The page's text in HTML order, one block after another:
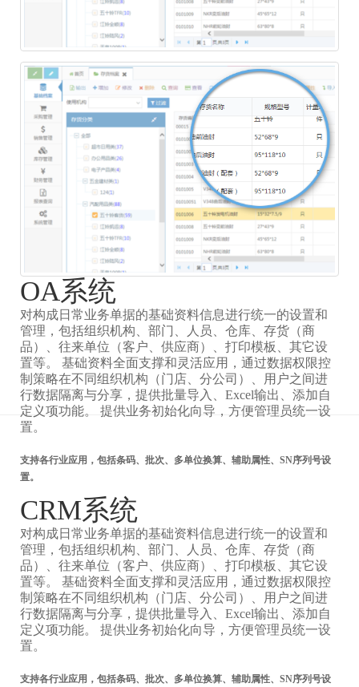
OA系统
对构成日常业务单据的基础资料信息进行统一的设置和
管理，包括组织机构、部门、人员、仓库、存货（商
品）、往来单位（客户、供应商）、打印模板、其它设
置等。 基础资料全面支撑和灵活应用，通过数据权限控
制策略在不同组织机构（门店、分公司）、用户之间进
行数据隔离与分享，提供批量导入、Excel输出、添加自
定义项功能。 提供业务初始化向导，方便管理员统一设
置。
支持各行业应用，包括条码、批次、多单位换算、辅助属性、SN序列号设
置。
CRM系统
对构成日常业务单据的基础资料信息进行统一的设置和
管理，包括组织机构、部门、人员、仓库、存货（商
品）、往来单位（客户、供应商）、打印模板、其它设
置等。 基础资料全面支撑和灵活应用，通过数据权限控
制策略在不同组织机构（门店、分公司）、用户之间进
行数据隔离与分享，提供批量导入、Excel输出、添加自
定义项功能。 提供业务初始化向导，方便管理员统一设
置。
支持各行业应用，包括条码、批次、多单位换算、辅助属性、SN序列号设